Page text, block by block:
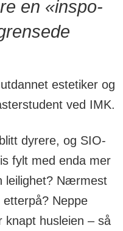
en «inspo-
estetiker og
ved IMK.
dyrere, og SIO-
fylt med enda mer
leilighet? Nærmest
Neppe
knapt husleien – så